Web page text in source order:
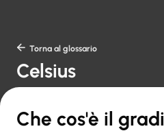
 Torna al glossario
Celsius
Che cos'è il